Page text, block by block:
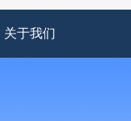
关于我们